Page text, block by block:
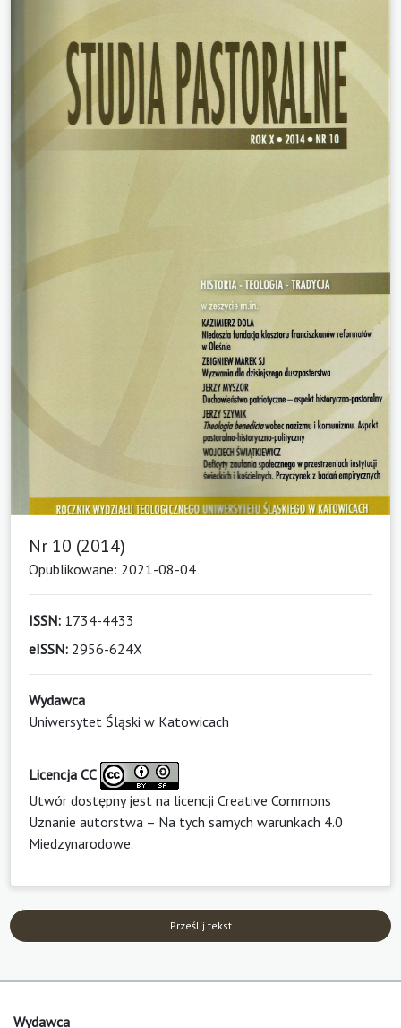
Nr 10 (2014)
Opublikowane: 2021-08-04
ISSN: 1734-4433
eISSN: 2956-624X
Wydawca
Uniwersytet Śląski w Katowicach
Licencja CC
Utwór dostępny jest na licencji Creative Commons
Uznanie autorstwa – Na tych samych warunkach 4.0
Miedzynarodowe.
Prześlij tekst
Wydawca